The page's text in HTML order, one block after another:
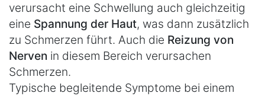
verursacht eine Schwellung auch gleichzeitig
eine Spannung der Haut, was dann zusätzlich
zu Schmerzen führt. Auch die Reizung von
Nerven in diesem Bereich verursachen
Schmerzen.
Typische begleitende Symptome bei einem